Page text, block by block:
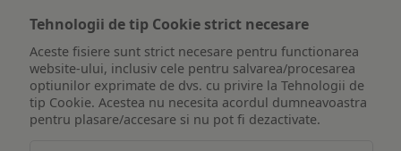
Tehnologii de tip Cookie strict necesare
Aceste fisiere sunt strict necesare pentru functionarea
website-ului, inclusiv cele pentru salvarea/procesarea
optiunilor exprimate de dvs. cu privire la Tehnologii de
tip Cookie. Acestea nu necesita acordul dumneavoastra
pentru plasare/accesare si nu pot fi dezactivate.